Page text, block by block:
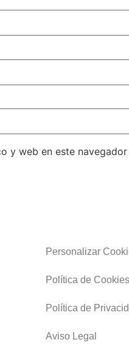
y web en este
Personalizar
Política de Cookies
Política de
Aviso Legal